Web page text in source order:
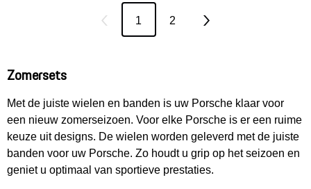
1 2
Zomersets
Met de juiste wielen en banden is uw Porsche klaar voor
een nieuw zomerseizoen. Voor elke Porsche is er een ruime
keuze uit designs. De wielen worden geleverd met de juiste
banden voor uw Porsche. Zo houdt u grip op het seizoen en
geniet u optimaal van sportieve prestaties.